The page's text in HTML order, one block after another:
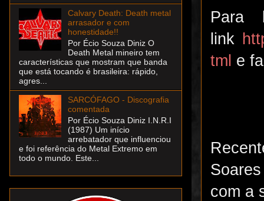
Para
link
tml e
com a
Calvary Death: Death metal
arrasador e com
honestidade!!
Por Écio Souza Diniz O
Death Metal mineiro tem
características que mostram que banda
que está tocando é brasileira: rápido,
agres...
SARCÓFAGO - Discografia
comentada
Por Écio Souza Diniz I.N.R.I
(1987) Um início
arrebatador que influenciou
e foi referência do Metal Extremo em
todo o mundo. Este...